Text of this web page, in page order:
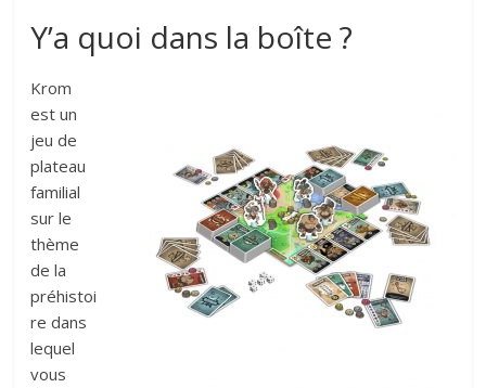
Y’a quoi dans la boîte ?
Krom
est un
jeu de
plateau
familial
sur le
thème
de la
préhistoi
re dans
lequel
vous